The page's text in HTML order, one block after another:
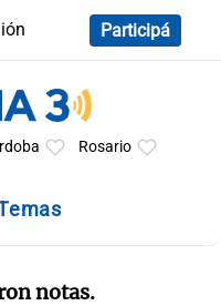
Participá
Rosario
notas.